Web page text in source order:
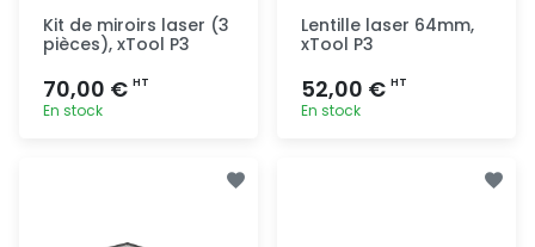
Kit de miroirs laser (3
pièces), xTool P3
70,00 € HT
En stock
Lentille laser 64mm,
xTool P3
52,00 € HT
En stock